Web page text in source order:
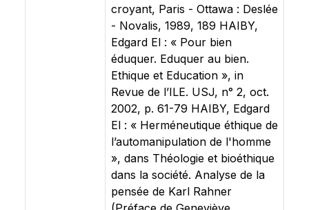
croyant, Paris - Ottawa : Deslée
- Novalis, 1989, 189 HAIBY,
Edgard El : « Pour bien
éduquer. Eduquer au bien.
Ethique et Education », in
Revue de l’ILE. USJ, n° 2, oct.
2002, p. 61-79 HAIBY, Edgard
El : « Herméneutique éthique de
l’automanipulation de l'homme
», dans Théologie et bioéthique
dans la société. Analyse de la
pensée de Karl Rahner